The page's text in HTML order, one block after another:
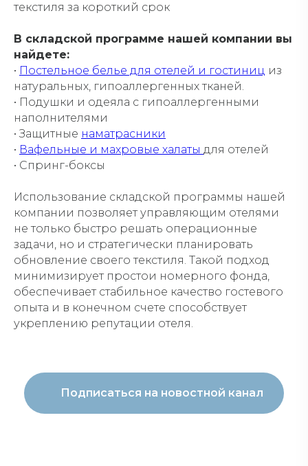
текстиля за короткий срок
В складской программе нашей компании вы
найдете:
• Постельное белье для отелей и гостиниц из
натуральных, гипоаллергенных тканей.
• Подушки и одеяла с гипоаллергенными
наполнителями
• Защитные наматрасники
• Вафельные и махровые халаты для отелей
• Спринг-боксы
Использование складской программы нашей
компании позволяет управляющим отелями
не только быстро решать операционные
задачи, но и стратегически планировать
обновление своего текстиля. Такой подход
минимизирует простои номерного фонда,
обеспечивает стабильное качество гостевого
опыта и в конечном счете способствует
укреплению репутации отеля.
Подписаться на новостной канал